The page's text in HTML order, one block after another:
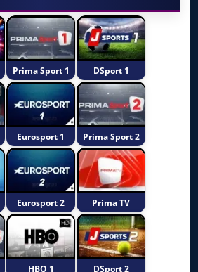
Prima Sport 1 DSport 1
Eurosport 1 Prima Sport 2
Eurosport 2 Prima TV
HBO 1 DSport 2